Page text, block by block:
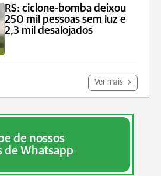
RS: ciclone-bomba deixou
250 mil pessoas sem luz e
2,3 mil desalojados
Ver mais
de nossos
de Whatsapp